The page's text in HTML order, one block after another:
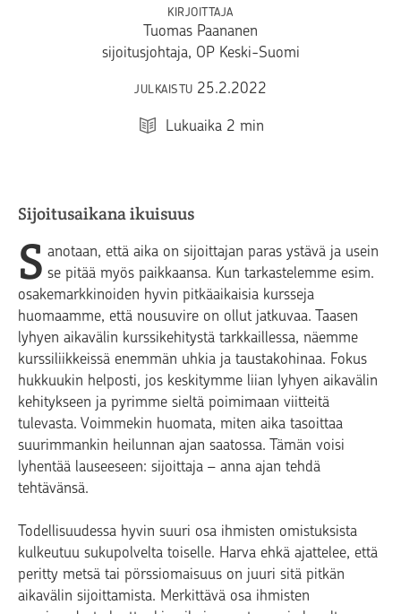
KIRJOITTAJA
Tuomas Paananen
sijoitusjohtaja, OP Keski-Suomi
JULKAISTU 25.2.2022
Lukuaika 2 min
Sijoitusaikana ikuisuus
S anotaan, että aika on sijoittajan paras ystävä ja usein
se pitää myös paikkaansa. Kun tarkastelemme esim.
osakemarkkinoiden hyvin pitkäaikaisia kursseja
huomaamme, että nousuvire on ollut jatkuvaa. Taasen
lyhyen aikavälin kurssikehitystä tarkkaillessa, näemme
kurssiliikkeissä enemmän uhkia ja taustakohinaa. Fokus
hukkuukin helposti, jos keskitymme liian lyhyen aikavälin
kehitykseen ja pyrimme sieltä poimimaan viitteitä
tulevasta. Voimmekin huomata, miten aika tasoittaa
suurimmankin heilunnan ajan saatossa. Tämän voisi
lyhentää lauseeseen: sijoittaja – anna ajan tehdä
tehtävänsä.
Todellisuudessa hyvin suuri osa ihmisten omistuksista
kulkeutuu sukupolvelta toiselle. Harva ehkä ajattelee, että
peritty metsä tai pörssiomaisuus on juuri sitä pitkän
aikavälin sijoittamista. Merkittävä osa ihmisten